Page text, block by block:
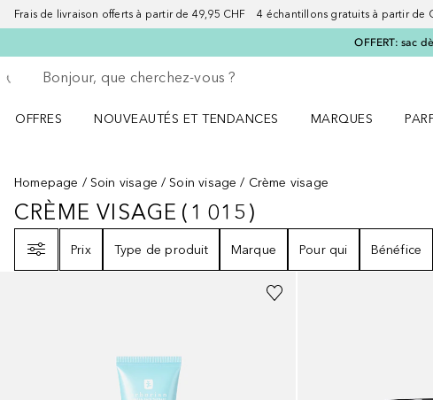
Frais de livraison offerts à partir de 49,95 CHF 4 échantillons gratuits à partir de
OFFERT: sac
Retourner
Exécuter la recherche
OFFRES
NOUVEAUTÉS ET TENDANCES
MARQUES
Homepage Soin visage Soin visage Crème visage
CRÈME VISAGE1015RÉSULTATS
CRÈME VISAGE ( 1 015 )
Prix
Type de produit Marque Pour qui Bénéfice